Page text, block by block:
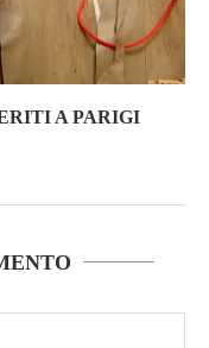
A PARIGI